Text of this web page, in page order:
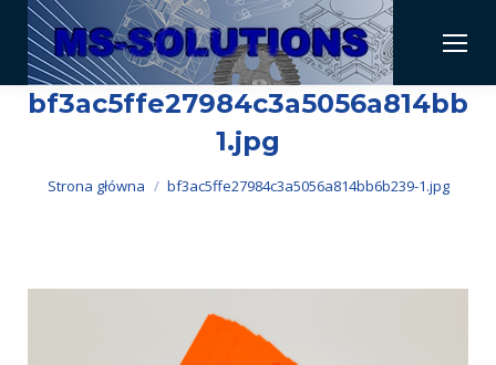
1.jpg
Jesteś tutaj:
Strona główna bf3ac5ffe27984c3a5056a814bb6b239-1.jpg